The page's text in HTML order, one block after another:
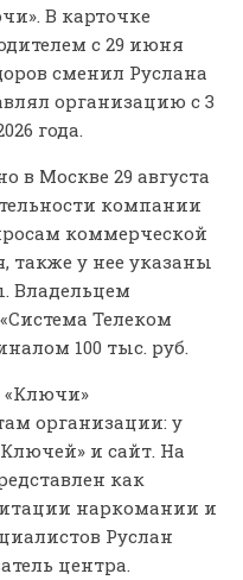
В карточке
с 29 июня
сменил Руслана
организацию с 3
года.
в Москве 29 августа
компании
коммерческой
также у нее указаны
Владельцем
Телеком
100 тыс. руб.
«Ключи»
организации: у
и сайт. На
как
наркомании и
Руслан
центра.